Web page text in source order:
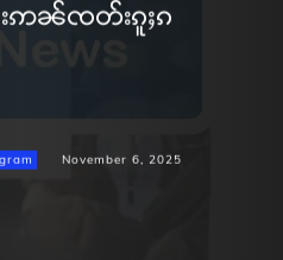
းဢၼ်ၸတ်းၵူႈၵ
November 6, 2025